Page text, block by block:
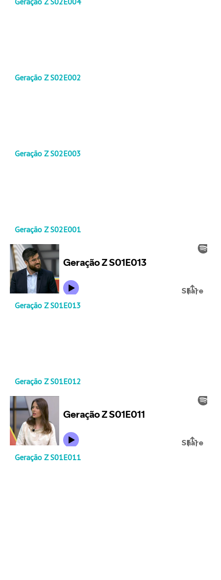
Geração Z S02E002
Geração Z S02E003
Geração Z S02E001
Geração Z S01E013
Geração Z S01E012
Geração Z S01E011